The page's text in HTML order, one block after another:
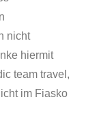
nicht
hiermit
team travel,
im Fiasko